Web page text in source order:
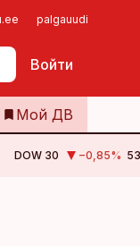
palgauudised.ee
Войти
Мой ДВ
DOW 30 −0,85%